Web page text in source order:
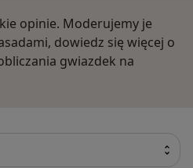
opinie. Moderujemy je
dowiedz się więcej o
gwiazdek na